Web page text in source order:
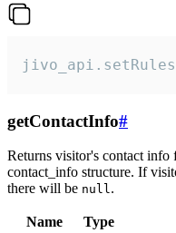
getContactInfo#
Returns visitor's contact info
contact_info structure. If
there will be null.
Name Type